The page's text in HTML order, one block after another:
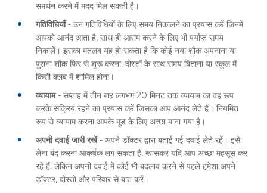
समर्थन करने में मदद मिल सकती है।
गतिविधियाँ- उन गतिविधियों के लिए समय निकालने का प्रयास करें जिनमें
आपको आनंद आता है, साथ ही आराम करने के लिए भी पर्याप्त समय
निकालें। इसका मतलब यह हो सकता है कि कोई नया शौक अपनाना या
पुराना शौक फिर से शुरू करना, दोस्तों के साथ समय बिताना या स्कूल में
किसी क्लब में शामिल होना।
व्यायाम - सप्ताह में तीन बार लगभग 20 मिनट तक व्यायाम का वह रूप
करके सक्रिय रहने का प्रयास करें जिसका आप आनंद लेते हैं। नियमित
रूप से व्यायाम करना आपके मूड के लिए अच्छा माना गया है।
अपनी दवाई जारी रखें- अपने डॉक्टर द्वारा बताई गई दवाई लेते रहें। इसे
लेना बंद करना आकर्षक लग सकता है, खासकर यदि आप अच्छा महसूस कर
रहे हैं, लेकिन अपनी दवाई में कोई भी बदलाव करने से पहले हमेशा अपने
डॉक्टर, दोस्तों और परिवार से बात करें।